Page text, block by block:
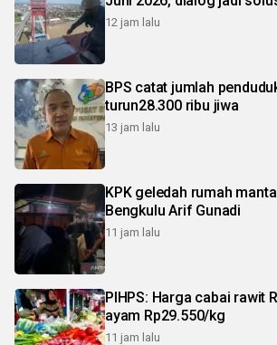
12 jam lalu
BPS catat jumlah
turun28.300 ribu jiwa
13 jam lalu
KPK geledah rumah
Bengkulu Arif Gunadi
11 jam lalu
PIHPS: Harga cabai rawit
ayam Rp29.550/kg
11 jam lalu